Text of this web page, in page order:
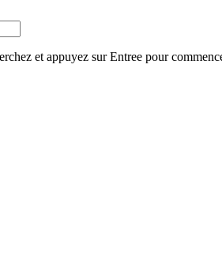
et appuyez sur Entree pour